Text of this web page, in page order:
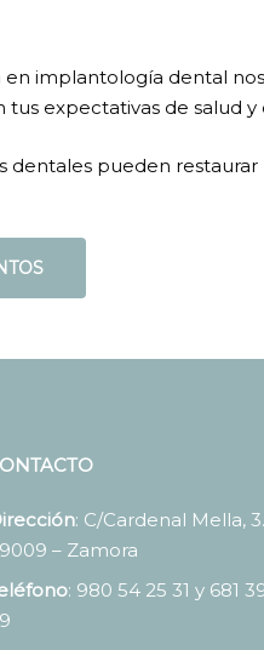
en implantología dental
expectativas de salud y
pueden restaurar
: C/Cardenal Mella, 3.
– Zamora
: 980 54 25 31 y 681